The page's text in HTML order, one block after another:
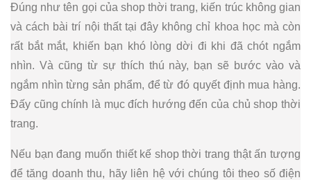
Đúng như tên gọi của shop thời trang, kiến trúc không gian
và cách bài trí nội thất tại đây không chỉ khoa học mà còn
rất bắt mắt, khiến bạn khó lòng dời đi khi đã chót ngắm
nhìn. Và cũng từ sự thích thú này, bạn sẽ bước vào và
ngắm nhìn từng sản phẩm, để từ đó quyết định mua hàng.
Đấy cũng chính là mục đích hướng đến của chủ shop thời
trang.
Nếu bạn đang muốn thiết kế shop thời trang thật ấn tượng
để tăng doanh thu, hãy liên hệ với chúng tôi theo số điện